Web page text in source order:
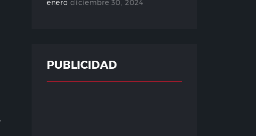
enero diciembre 30, 2024
PUBLICIDAD